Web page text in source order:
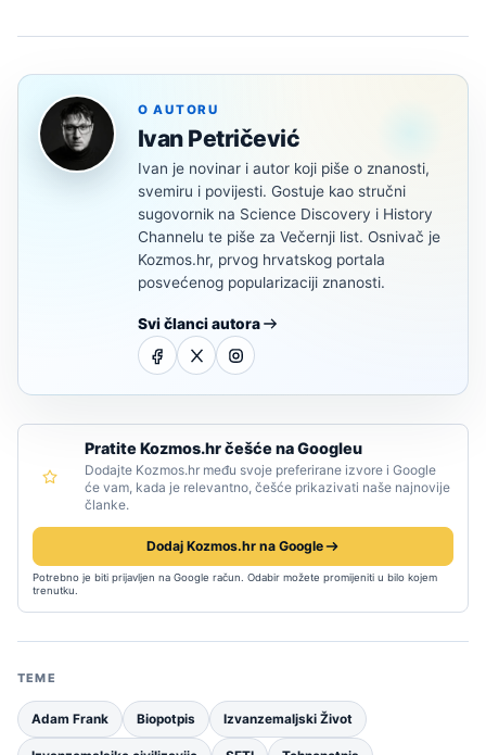
O AUTORU
Ivan Petričević
Ivan je novinar i autor koji piše o znanosti,
svemiru i povijesti. Gostuje kao stručni
sugovornik na Science Discovery i History
Channelu te piše za Večernji list. Osnivač je
Kozmos.hr, prvog hrvatskog portala
posvećenog popularizaciji znanosti.
Svi članci autora
Pratite Kozmos.hr češće na Googleu
Dodajte Kozmos.hr među svoje preferirane izvore i Google
će vam, kada je relevantno, češće prikazivati naše najnovije
članke.
Dodaj Kozmos.hr na Google
Potrebno je biti prijavljen na Google račun. Odabir možete promijeniti u bilo kojem
trenutku.
TEME
Adam Frank Biopotpis Izvanzemaljski Život